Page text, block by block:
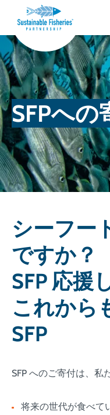
SFPへの
シーフー
ですか？
SFP 応援
これから
SFP
SFP へのご寄付は、私
将来の世代が食べて